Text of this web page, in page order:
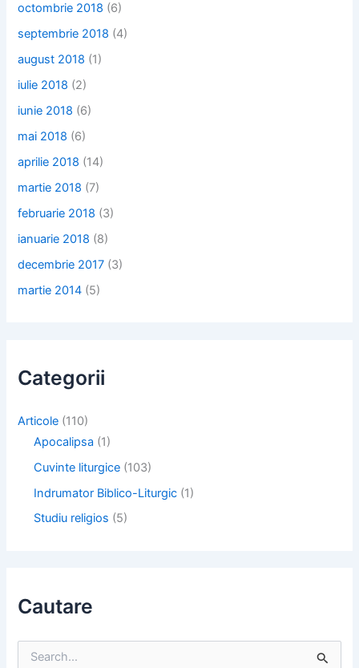
octombrie 2018 (6)
septembrie 2018 (4)
august 2018 (1)
iulie 2018 (2)
iunie 2018 (6)
mai 2018 (6)
aprilie 2018 (14)
martie 2018 (7)
februarie 2018 (3)
ianuarie 2018 (8)
decembrie 2017 (3)
martie 2014 (5)
Categorii
Articole (110)
Apocalipsa (1)
Cuvinte liturgice (103)
Indrumator Biblico-Liturgic (1)
Studiu religios (5)
Cautare